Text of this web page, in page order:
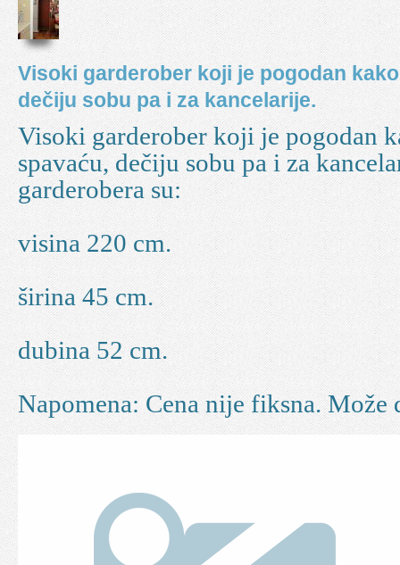
Visoki garderober koji je pogodan
dečiju sobu pa i za kancelarije.
Visoki garderober koji je pogodan
spavaću, dečiju sobu pa i za
garderobera su:
visina 220 cm.
širina 45 cm.
dubina 52 cm.
Napomena: Cena nije fiksna. Može